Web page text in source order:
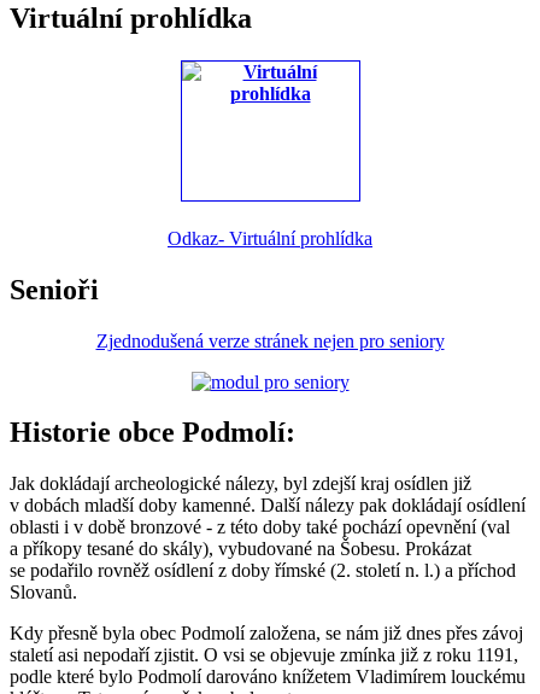
Virtuální prohlídka
Odkaz- Virtuální prohlídka
Senioři
Zjednodušená verze stránek nejen pro seniory
Historie obce Podmolí:
Jak dokládají archeologické nálezy, byl zdejší kraj osídlen již
v dobách mladší doby kamenné. Další nálezy pak dokládají osídlení
oblasti i v době bronzové - z této doby také pochází opevnění (val
a příkopy tesané do skály), vybudované na Šobesu. Prokázat
se podařilo rovněž osídlení z doby římské (2. století n. l.) a příchod
Slovanů.
Kdy přesně byla obec Podmolí založena, se nám již dnes přes závoj
staletí asi nepodaří zjistit. O vsi se objevuje zmínka již z roku 1191,
podle které bylo Podmolí darováno knížetem Vladimírem louckému